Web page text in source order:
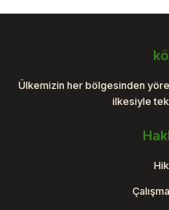
Ülkemizin her bölgesinden
ilkesiyle tek